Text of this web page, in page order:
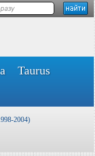
Taurus
2004)